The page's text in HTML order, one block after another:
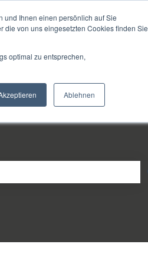
und Ihnen einen persönlich auf Sie
die von uns eingesetzten Cookies finden Sie
optimal zu entsprechen,
Ablehnen